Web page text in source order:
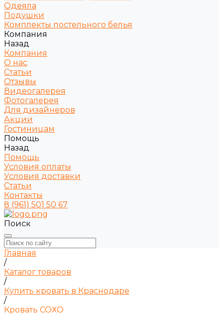
Одеяла
Подушки
Комплекты постельного белья
Компания
Назад
Компания
О нас
Статьи
Отзывы
Видеогалерея
Фотогалерея
Для дизайнеров
Акции
Гостиницам
Помощь
Назад
Помощь
Условия оплаты
Условия доставки
Статьи
Контакты
8 (961) 501 50 67
Поиск
Главная
/
Каталог товаров
/
Купить кровать в Краснодаре
/
Кровать СОХО